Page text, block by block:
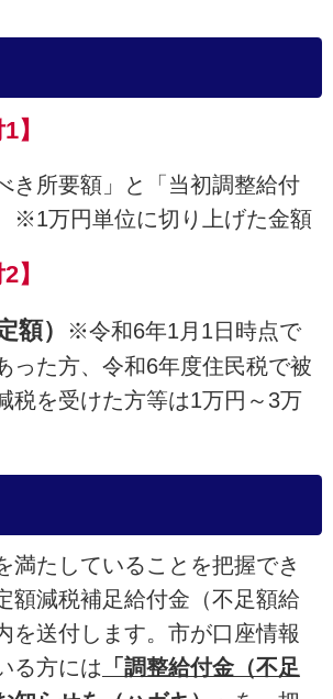
】
き所要額」と「当初調整給付
万円単位に切り上げた金額
】
額）
※令和6年1月1日時点で
った方、令和6年度住民税で被
税を受けた方等は1万円～3万
満たしていることを把握でき
額減税補足給付金（不足額給
を送付します。市が口座情報
る方には 「調整給付金（不足